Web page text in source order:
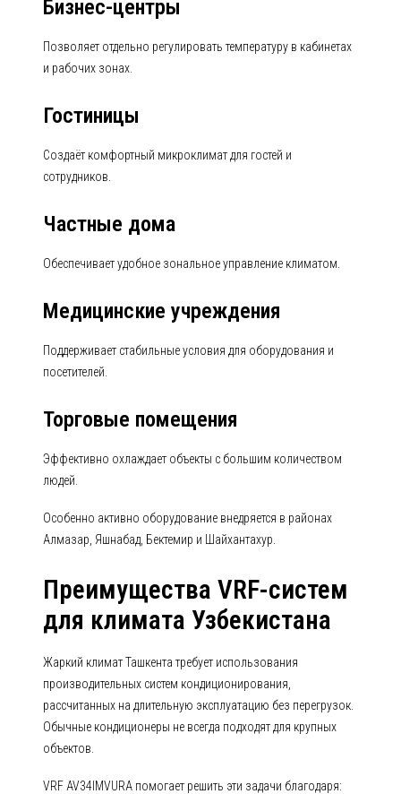
Бизнес-центры
Позволяет отдельно регулировать температуру в кабинетах
и рабочих зонах.
Гостиницы
Создаёт комфортный микроклимат для гостей и
сотрудников.
Частные дома
Обеспечивает удобное зональное управление климатом.
Медицинские учреждения
Поддерживает стабильные условия для оборудования и
посетителей.
Торговые помещения
Эффективно охлаждает объекты с большим количеством
людей.
Особенно активно оборудование внедряется в районах
Алмазар, Яшнабад, Бектемир и Шайхантахур.
Преимущества VRF-систем
для климата Узбекистана
Жаркий климат Ташкента требует использования
производительных систем кондиционирования,
рассчитанных на длительную эксплуатацию без перегрузок.
Обычные кондиционеры не всегда подходят для крупных
объектов.
VRF AV34IMVURA помогает решить эти задачи благодаря: